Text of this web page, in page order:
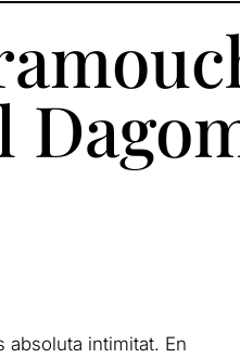
absoluta intimitat. En